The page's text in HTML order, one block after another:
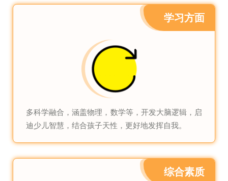
学习方面
多科学融合，涵盖物理，数学等，开发大脑逻辑，启
迪少儿智慧，结合孩子天性，更好地发挥自我。
综合素质